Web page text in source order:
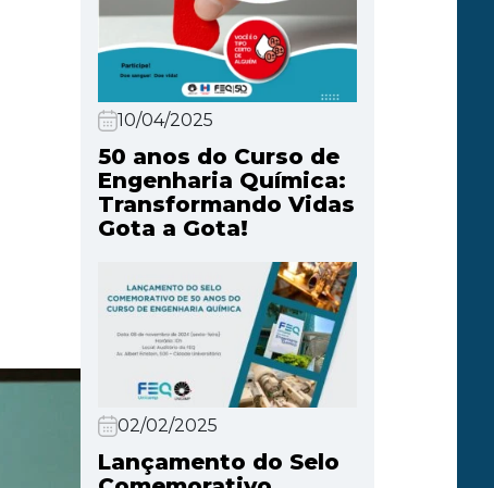
10/04/2025
50 anos do Curso de
Engenharia Química:
Transformando Vidas
Gota a Gota!
02/02/2025
Lançamento do Selo